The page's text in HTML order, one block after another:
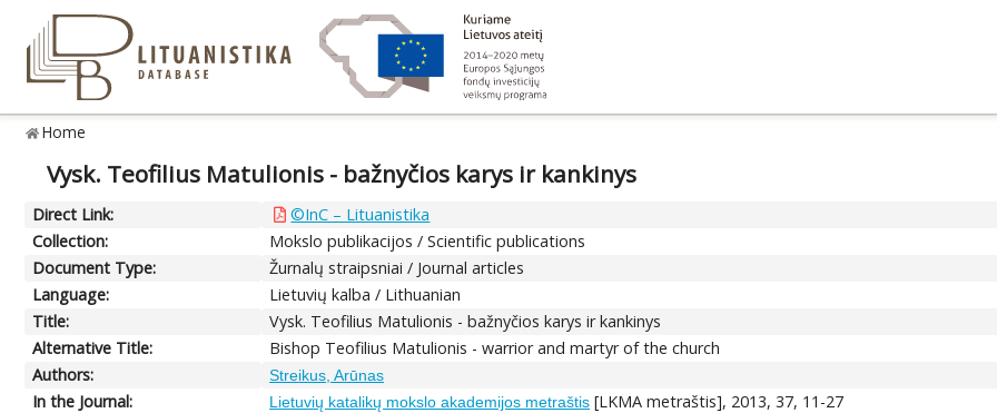
Home
Vysk. Teofilius Matulionis - bažnyčios karys ir kankinys
Direct Link:
©InC – Lituanistika
Collection:
Mokslo publikacijos / Scientific publications
Document Type:
Žurnalų straipsniai / Journal articles
Language:
Lietuvių kalba / Lithuanian
Title:
Vysk. Teofilius Matulionis - bažnyčios karys ir kankinys
Alternative Title:
Bishop Teofilius Matulionis - warrior and martyr of the church
Authors:
Streikus, Arūnas
In the Journal: Lietuvių katalikų mokslo akademijos metraštis [LKMA metraštis], 2013, 37, 11-27